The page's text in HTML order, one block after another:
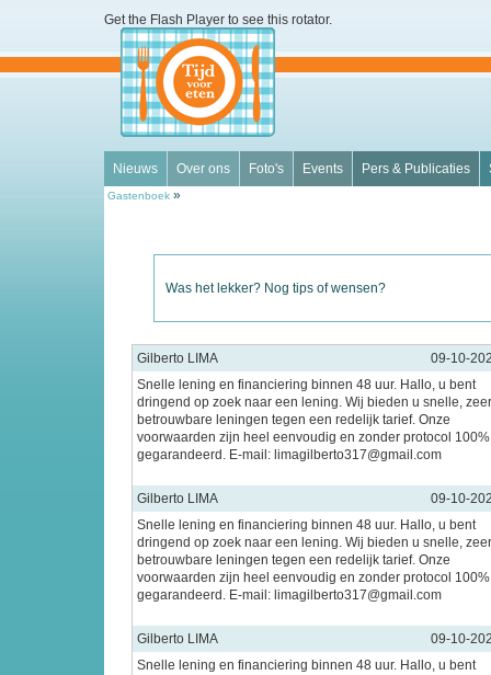
Get the Flash Player to see this rotator.
Nieuws Over ons Foto's Events Pers & Publicaties
Gastenboek »
Was het lekker? Nog tips of wensen?
Gilberto LIMA
09-10-
Snelle lening en financiering binnen 48 uur. Hallo, u bent
dringend op zoek naar een lening. Wij bieden u snelle, zeer
betrouwbare leningen tegen een redelijk tarief. Onze
voorwaarden zijn heel eenvoudig en zonder protocol 100%
gegarandeerd. E-mail: limagilberto317@gmail.com
Gilberto LIMA
09-10-
Snelle lening en financiering binnen 48 uur. Hallo, u bent
dringend op zoek naar een lening. Wij bieden u snelle, zeer
betrouwbare leningen tegen een redelijk tarief. Onze
voorwaarden zijn heel eenvoudig en zonder protocol 100%
gegarandeerd. E-mail: limagilberto317@gmail.com
Gilberto LIMA
09-10-
Snelle lening en financiering binnen 48 uur. Hallo, u bent